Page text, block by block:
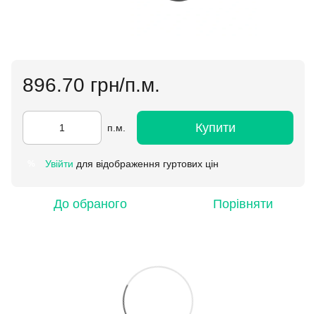
896.70 грн/п.м.
п.м. Купити
Увійти для відображення гуртових цін
До обраного Порівняти